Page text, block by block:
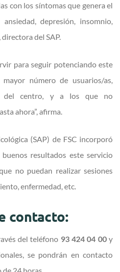
con los síntomas que genera el
depresión, insomnio,
directora del SAP.
para seguir potenciando este
número de usuarios/as,
del centro, y a los que no
ahora”, afirma.
(SAP) de FSC incorporó
resultados este servicio
no puedan realizar sesiones
enfermedad, etc.
contacto:
del teléfono 93 424 04 00y
se pondrán en contacto